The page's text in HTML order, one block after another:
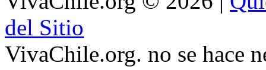
del Sitio
VivaChile.org. no se hace